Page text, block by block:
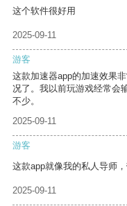
这个软件很好用
2025-09-11
游客
这款加速器app的加速效果
况了。我以前玩游戏经常会
不少。
2025-09-11
游客
这款app就像我的私人导师
2025-09-11